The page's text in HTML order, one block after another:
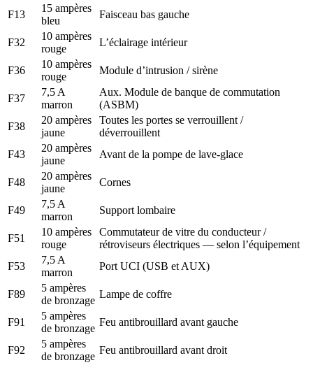
F13
15 ampères
bleu
Faisceau bas gauche
F32
10 ampères
rouge
L’éclairage intérieur
F36
10 ampères
rouge
Module d’intrusion / sirène
F37
7,5 A
marron
Aux. Module de banque de commutation
(ASBM)
F38
20 ampères
jaune
Toutes les portes se verrouillent /
déverrouillent
F43
20 ampères
jaune
Avant de la pompe de lave-glace
F48
20 ampères
jaune
Cornes
F49
7,5 A
marron
Support lombaire
F51
10 ampères
rouge
Commutateur de vitre du conducteur /
rétroviseurs électriques — selon l’équipement
F53
7,5 A
marron
Port UCI (USB et AUX)
F89
5 ampères
de bronzage
Lampe de coffre
F91
5 ampères
de bronzage
Feu antibrouillard avant gauche
F92
5 ampères
de bronzage
Feu antibrouillard avant droit